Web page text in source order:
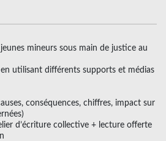
mineurs sous main de justice au
utilisant différents supports et médias
conséquences, chiffres, impact sur
d’écriture collective + lecture offerte